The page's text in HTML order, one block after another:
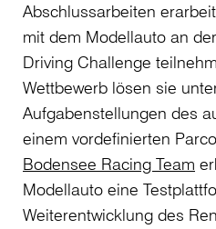
Abschlussarbeiten
mit dem Modellauto an
Driving Challenge
Wettbewerb lösen sie
Aufgabenstellungen des
einem vordefinierten
Bodensee Racing Team
Modellauto eine
Weiterentwicklung des